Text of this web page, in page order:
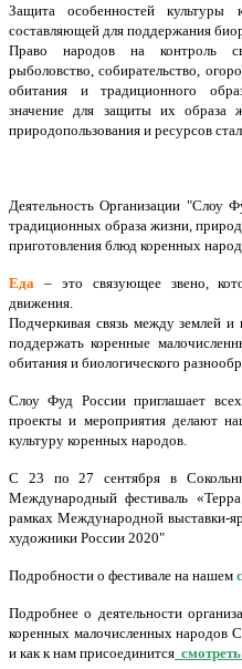
Защита особенностей культуры
составляющей для поддержания
Право народов на контроль
рыболовство, собирательство,
обитания и традиционного
значение для защиты их образа
природопользования и ресурсов
Деятельность Организации "Слоу
традиционных образа жизни,
приготовления блюд коренных
Еда – это связующее звено,
движения.
Подчеркивая связь между землей
поддержать коренные
обитания и биологического
Слоу Фуд России приглашает
проекты и мероприятия делают
культуру коренных народов.
С 23 по 27 сентября в
Международный фестиваль
рамках Международной выставки-
художники России 2020"
Подробности о фестивале на нашем с
Подробнее о деятельности
коренных малочисленных народов
и как к нам присоединится